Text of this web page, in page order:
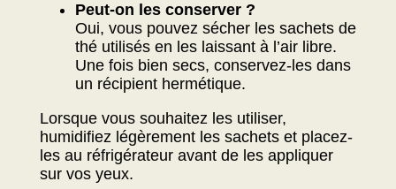
Peut-on les conserver ?
Oui, vous pouvez sécher les sachets de
thé utilisés en les laissant à l’air libre.
Une fois bien secs, conservez-les dans
un récipient hermétique.
Lorsque vous souhaitez les utiliser,
humidifiez légèrement les sachets et placez-
les au réfrigérateur avant de les appliquer
sur vos yeux.